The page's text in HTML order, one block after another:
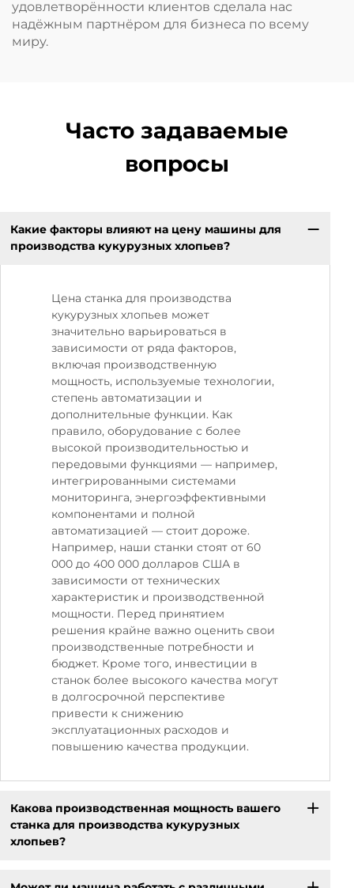
удовлетворённости клиентов сделала нас
надёжным партнёром для бизнеса по всему
миру.
Часто задаваемые
вопросы
Какие факторы влияют на цену машины для
производства кукурузных хлопьев?
Цена станка для производства
кукурузных хлопьев может
значительно варьироваться в
зависимости от ряда факторов,
включая производственную
мощность, используемые технологии,
степень автоматизации и
дополнительные функции. Как
правило, оборудование с более
высокой производительностью и
передовыми функциями — например,
интегрированными системами
мониторинга, энергоэффективными
компонентами и полной
автоматизацией — стоит дороже.
Например, наши станки стоят от 60
000 до 400 000 долларов США в
зависимости от технических
характеристик и производственной
мощности. Перед принятием
решения крайне важно оценить свои
производственные потребности и
бюджет. Кроме того, инвестиции в
станок более высокого качества могут
в долгосрочной перспективе
привести к снижению
эксплуатационных расходов и
повышению качества продукции.
Какова производственная мощность вашего
станка для производства кукурузных
хлопьев?